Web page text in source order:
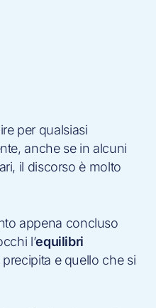
per qualsiasi
anche se in alcuni
il discorso è molto
appena concluso
l’equilibri
e quello che si